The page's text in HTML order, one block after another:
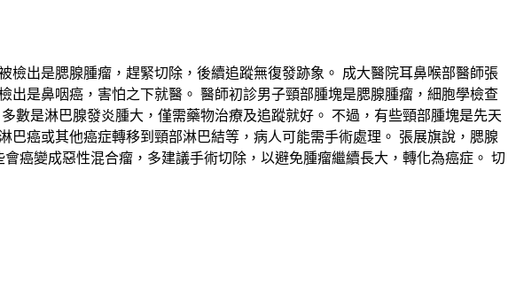
出是腮腺腫瘤，趕緊切除，後續追蹤無復發跡象。 成大醫院耳鼻喉部醫師張
是鼻咽癌，害怕之下就醫。 醫師初診男子頸部腫塊是腮腺腫瘤，細胞學檢查
數是淋巴腺發炎腫大，僅需藥物治療及追蹤就好。 不過，有些頸部腫塊是先天
癌或其他癌症轉移到頸部淋巴結等，病人可能需手術處理。 張展旗說，腮腺
癌變成惡性混合瘤，多建議手術切除，以避免腫瘤繼續長大，轉化為癌症。 切